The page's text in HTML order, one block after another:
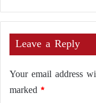
Leave a Reply
Your email address
marked *